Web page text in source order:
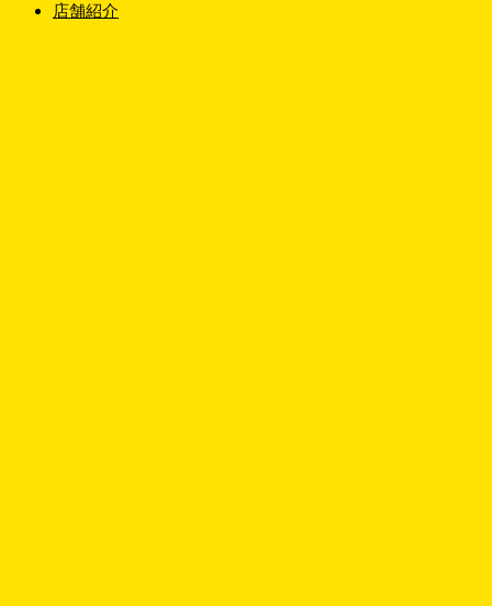
店舗紹介